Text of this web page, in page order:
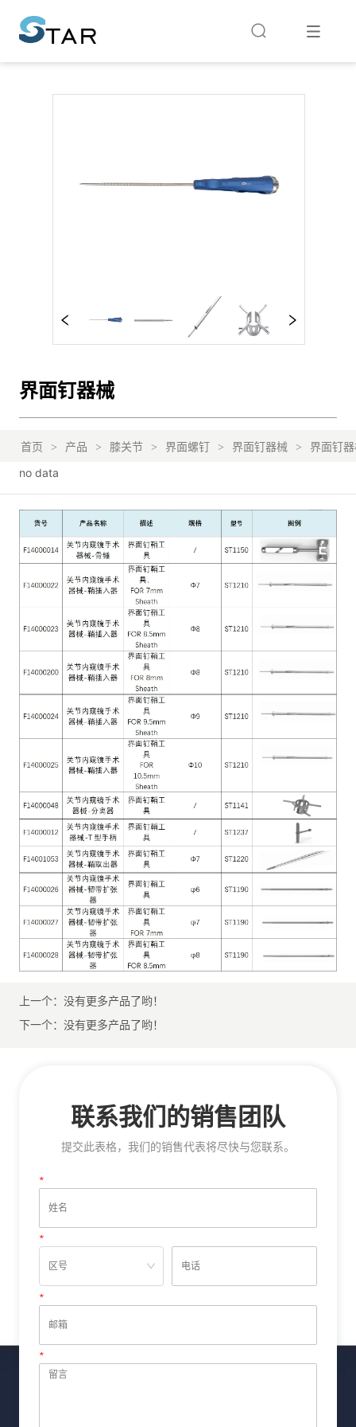
界面钉器械
首页 > 产品 > 膝关节 > 界面螺钉 > 界面钉器械 > 界面钉
no data
上一个：没有更多产品了哟！
下一个：没有更多产品了哟！
联系我们的销售团队
提交此表格，我们的销售代表将尽快与您联系。
*姓名
*电话
*邮箱
*留言